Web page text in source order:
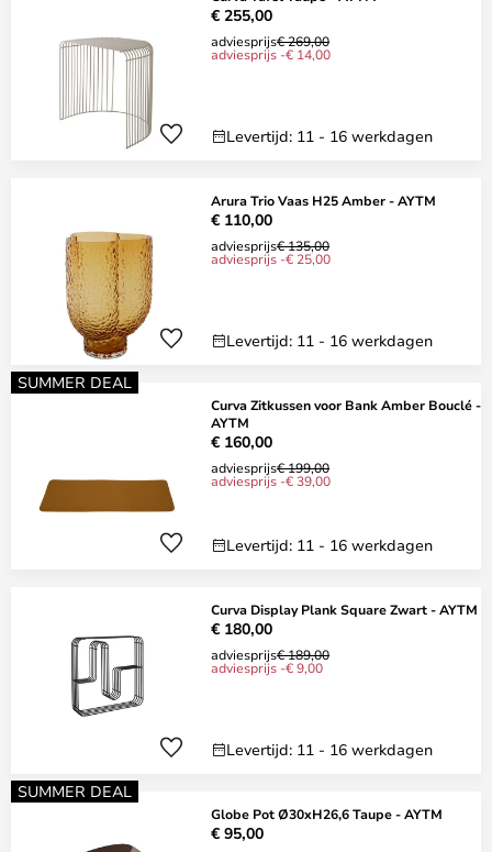
€ 255,00
adviesprijs€ 269,00
adviesprijs -€ 14,00
Levertijd: 11 - 16 werkdagen
Arura Trio Vaas H25 Amber - AYTM
€ 110,00
adviesprijs€ 135,00
adviesprijs -€ 25,00
Levertijd: 11 - 16 werkdagen
SUMMER DEAL
Curva Zitkussen voor Bank Amber Bouclé -
AYTM
€ 160,00
adviesprijs€ 199,00
adviesprijs -€ 39,00
Levertijd: 11 - 16 werkdagen
Curva Display Plank Square Zwart - AYTM
€ 180,00
adviesprijs€ 189,00
adviesprijs -€ 9,00
Levertijd: 11 - 16 werkdagen
SUMMER DEAL
Globe Pot Ø30xH26,6 Taupe - AYTM
€ 95,00